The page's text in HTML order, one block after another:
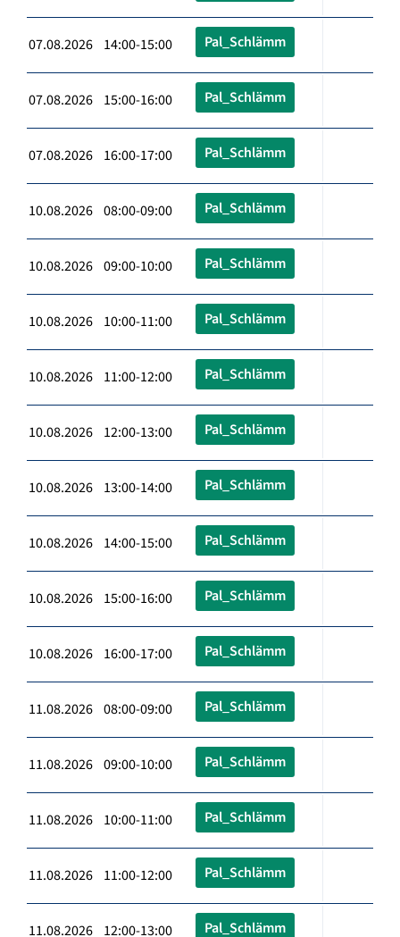
07.08.2026 14:00-15:00 Pal_Schlämm
07.08.2026 15:00-16:00 Pal_Schlämm
07.08.2026 16:00-17:00 Pal_Schlämm
10.08.2026 08:00-09:00 Pal_Schlämm
10.08.2026 09:00-10:00 Pal_Schlämm
10.08.2026 10:00-11:00 Pal_Schlämm
10.08.2026 11:00-12:00 Pal_Schlämm
10.08.2026 12:00-13:00 Pal_Schlämm
10.08.2026 13:00-14:00 Pal_Schlämm
10.08.2026 14:00-15:00 Pal_Schlämm
10.08.2026 15:00-16:00 Pal_Schlämm
10.08.2026 16:00-17:00 Pal_Schlämm
11.08.2026 08:00-09:00 Pal_Schlämm
11.08.2026 09:00-10:00 Pal_Schlämm
11.08.2026 10:00-11:00 Pal_Schlämm
11.08.2026 11:00-12:00 Pal_Schlämm
11.08.2026 12:00-13:00 Pal_Schlämm